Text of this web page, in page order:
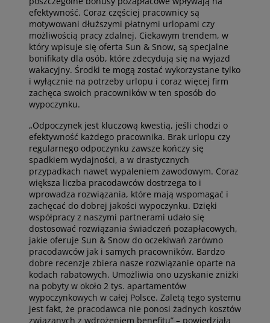
efektywność. Coraz częściej pracownicy są
motywowani dłuższymi płatnymi urlopami czy
możliwością pracy zdalnej. Ciekawym trendem, w
który wpisuje się oferta Sun & Snow, są specjalne
bonifikaty dla osób, które zdecydują się na wyjazd
wakacyjny. Środki te mogą zostać wykorzystane tylko
i wyłącznie na potrzeby urlopu i coraz więcej firm
zachęca swoich pracowników w ten sposób do
wypoczynku.
„Odpoczynek jest kluczową kwestią, jeśli chodzi o
efektywność każdego pracownika. Brak urlopu czy
regularnego odpoczynku zawsze kończy się
spadkiem wydajności, a w drastycznych
przypadkach nawet wypaleniem zawodowym. Coraz
większa liczba pracodawców dostrzega to i
wprowadza rozwiązania, które mają wspomagać i
zachęcać do dobrej jakości wypoczynku. Dzięki
współpracy z naszymi partnerami udało się
dostosować rozwiązania świadczeń pozapłacowych,
jakie oferuje Sun & Snow do oczekiwań zarówno
pracodawców jak i samych pracowników. Bardzo
dobre recenzje zbiera nasze rozwiązanie oparte na
kodach rabatowych. Umożliwia ono uzyskanie zniżki
na pobyty w około 2 tys. apartamentów
wypoczynkowych w całej Polsce. Zaletą tego systemu
jest fakt, że pracodawca nie ponosi żadnych kosztów
związanych z wdrożeniem benefitu” – powiedziała